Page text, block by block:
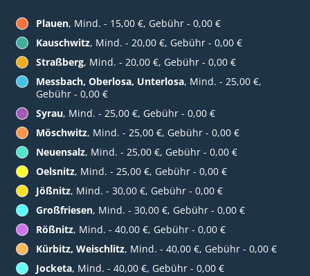
Plauen, Mind. - 15,00 €, Gebühr - 0,00 €
Kauschwitz, Mind. - 20,00 €, Gebühr - 0,00 €
Straßberg, Mind. - 20,00 €, Gebühr - 0,00 €
Messbach, Oberlosa, Unterlosa, Mind. - 25,00 €,
Gebühr - 0,00 €
Syrau, Mind. - 25,00 €, Gebühr - 0,00 €
Möschwitz, Mind. - 25,00 €, Gebühr - 0,00 €
Neuensalz, Mind. - 25,00 €, Gebühr - 0,00 €
Oelsnitz, Mind. - 25,00 €, Gebühr - 0,00 €
Jößnitz, Mind. - 30,00 €, Gebühr - 0,00 €
Großfriesen, Mind. - 30,00 €, Gebühr - 0,00 €
Rößnitz, Mind. - 40,00 €, Gebühr - 0,00 €
Kürbitz, Weischlitz, Mind. - 40,00 €, Gebühr - 0,00 €
Jocketa, Mind. - 40,00 €, Gebühr - 0,00 €